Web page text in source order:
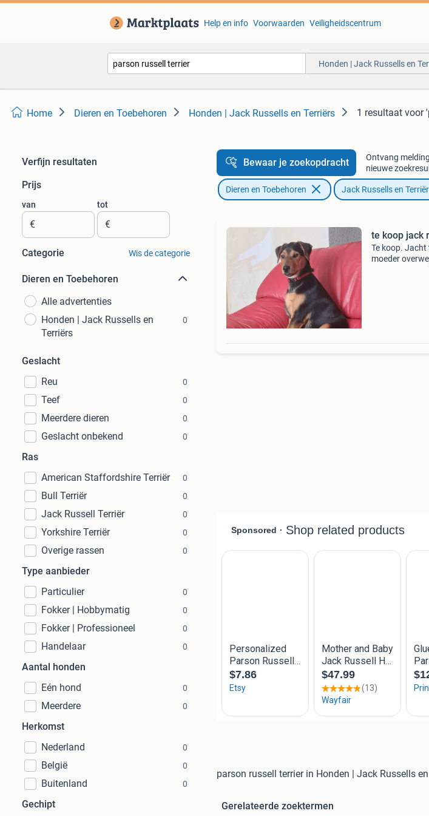
Help en info Voorwaarden Veiligheidscentrum
Honden | Jack Russells en
Home Dieren en Toebehoren Honden | Jack Russells en Terriërs 1 resultaat voor
Verfijn resultaten
Prijs
van
€
tot
€
Categorie Wis de categorie
Dieren en Toebehoren
Alle advertenties
Honden | Jack Russells en
Terriërs
0
Geslacht
Reu
0
Teef 0
Meerdere dieren 0
Geslacht onbekend 0
Ras
American Staffordshire Terriër
0
Bull Terriër 0
Jack Russell Terriër 0
Yorkshire Terriër 0
Overige rassen 0
Type aanbieder
Particulier
0
Fokker | Hobbymatig 0
Fokker | Professioneel 0
Handelaar 0
Aantal honden
Eén hond
0
Meerdere 0
Herkomst
Nederland
0
België 0
Buitenland 0
Gechipt
Bewaar je zoekopdracht
Ontvang
nieuwe
Dieren en Toebehoren Jack Russells en
te koop jack
Te koop. Jacht
moeder
parson russell terrier in Honden | Jack Russells
Gerelateerde zoektermen